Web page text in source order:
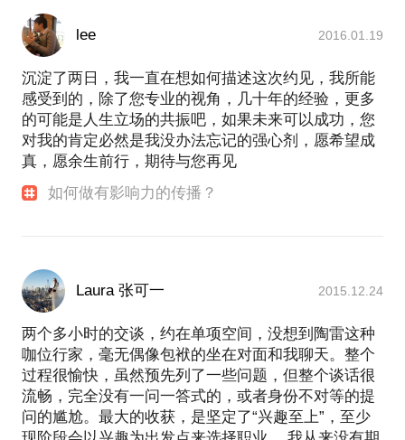
lee 2016.01.19
沉淀了两日，我一直在想如何描述这次约见，我所能
感受到的，除了您专业的视角，几十年的经验，更多
的可能是人生立场的共振吧，如果未来可以成功，您
对我的肯定必然是我没办法忘记的强心剂，愿希望成
真，愿余生前行，期待与您再见
如何做有影响力的传播？
Laura 张可一 2015.12.24
两个多小时的交谈，约在单项空间，没想到陶雷这种
咖位行家，毫无偶像包袱的坐在对面和我聊天。整个
过程很愉快，虽然预先列了一些问题，但整个谈话很
流畅，完全没有一问一答式的，或者身份不对等的提
问的尴尬。最大的收获，是坚定了“兴趣至上”，至少